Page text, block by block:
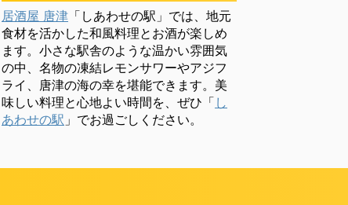
居酒屋 唐津 「しあわせの駅」では、地元
食材を活かした和風料理とお酒が楽しめ
ます。小さな駅舎のような温かい雰囲気
の中、名物の凍結レモンサワーやアジフ
ライ、唐津の海の幸を堪能できます。美
味しい料理と心地よい時間を、ぜひ「 し
あわせの駅 」でお過ごしください。